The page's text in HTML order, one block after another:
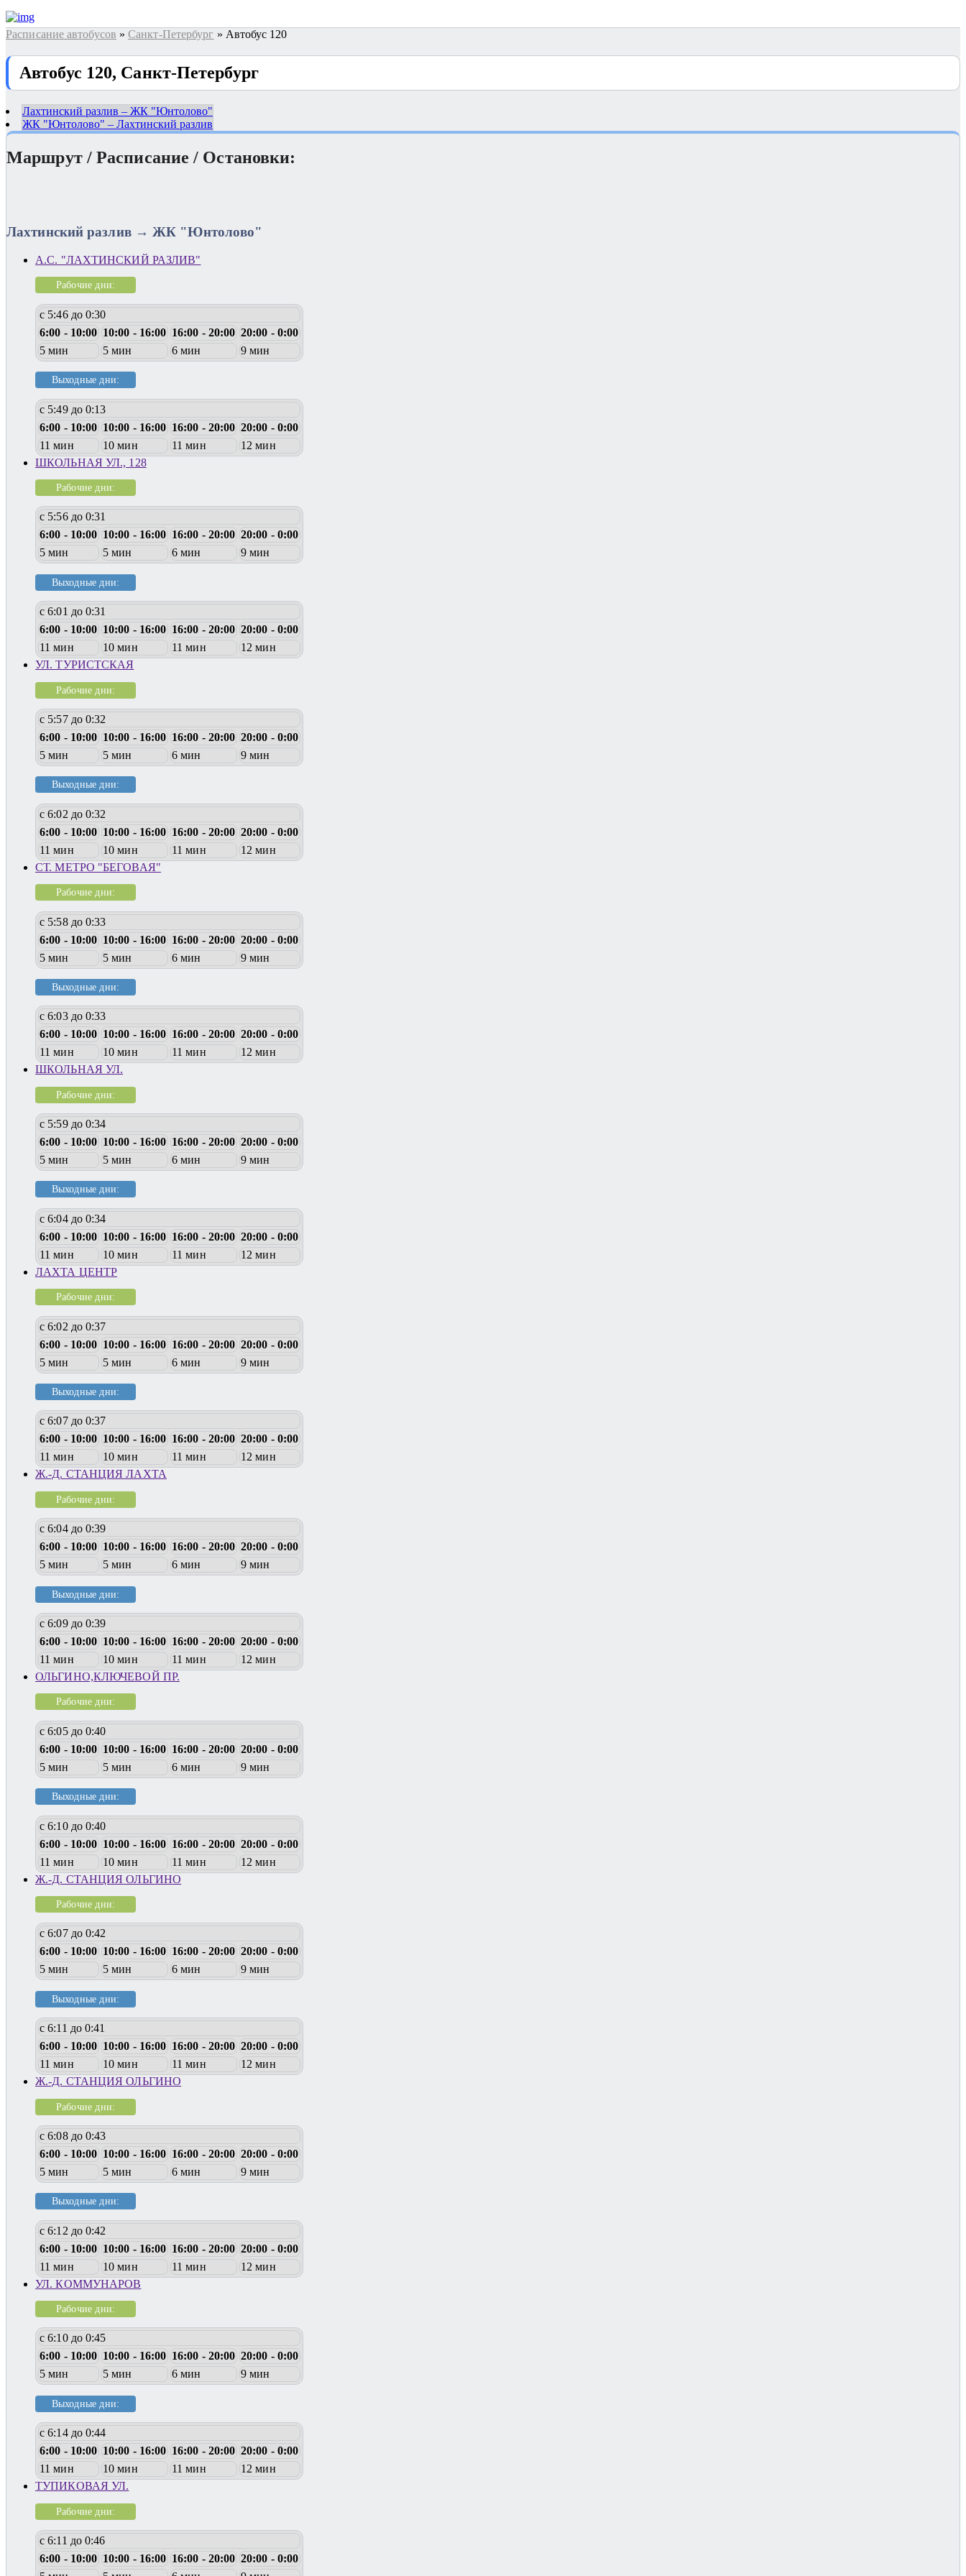
Расписание автобусов » Санкт-Петербург » Автобус 120
Автобус 120, Санкт-Петербург
Лахтинский разлив – ЖК "Юнтолово"
ЖК "Юнтолово" – Лахтинский разлив
Маршрут / Расписание / Остановки:
Лахтинский разлив → ЖК "Юнтолово"
А.С. "ЛАХТИНСКИЙ РАЗЛИВ"
Рабочие дни:
с 5:46 до 0:30
6:00 - 10:00 10:00 - 16:00 16:00 - 20:00 20:00 - 0:00
5 мин
5 мин 6 мин 9 мин
Выходные дни:
с 5:49 до 0:13
6:00 - 10:00 10:00 - 16:00 16:00 - 20:00 20:00 - 0:00
11 мин
10 мин 11 мин
12 мин
ШКОЛЬНАЯ УЛ., 128
Рабочие дни:
с 5:56 до 0:31
6:00 - 10:00 10:00 - 16:00 16:00 - 20:00 20:00 - 0:00
5 мин
5 мин 6 мин 9 мин
Выходные дни:
с 6:01 до 0:31
6:00 - 10:00 10:00 - 16:00 16:00 - 20:00 20:00 - 0:00
11 мин
10 мин 11 мин
12 мин
УЛ. ТУРИСТСКАЯ
Рабочие дни:
с 5:57 до 0:32
6:00 - 10:00 10:00 - 16:00 16:00 - 20:00 20:00 - 0:00
5 мин
5 мин 6 мин 9 мин
Выходные дни:
с 6:02 до 0:32
6:00 - 10:00 10:00 - 16:00 16:00 - 20:00 20:00 - 0:00
11 мин
10 мин 11 мин
12 мин
СТ. МЕТРО "БЕГОВАЯ"
Рабочие дни:
с 5:58 до 0:33
6:00 - 10:00 10:00 - 16:00 16:00 - 20:00 20:00 - 0:00
5 мин
5 мин 6 мин 9 мин
Выходные дни:
с 6:03 до 0:33
6:00 - 10:00 10:00 - 16:00 16:00 - 20:00 20:00 - 0:00
11 мин
10 мин 11 мин
12 мин
ШКОЛЬНАЯ УЛ.
Рабочие дни:
с 5:59 до 0:34
6:00 - 10:00 10:00 - 16:00 16:00 - 20:00 20:00 - 0:00
5 мин
5 мин 6 мин 9 мин
Выходные дни:
с 6:04 до 0:34
6:00 - 10:00 10:00 - 16:00 16:00 - 20:00 20:00 - 0:00
11 мин
10 мин 11 мин
12 мин
ЛАХТА ЦЕНТР
Рабочие дни:
с 6:02 до 0:37
6:00 - 10:00 10:00 - 16:00 16:00 - 20:00 20:00 - 0:00
5 мин
5 мин 6 мин 9 мин
Выходные дни:
с 6:07 до 0:37
6:00 - 10:00 10:00 - 16:00 16:00 - 20:00 20:00 - 0:00
11 мин
10 мин 11 мин
12 мин
Ж.-Д. СТАНЦИЯ ЛАХТА
Рабочие дни:
с 6:04 до 0:39
6:00 - 10:00 10:00 - 16:00 16:00 - 20:00 20:00 - 0:00
5 мин
5 мин 6 мин 9 мин
Выходные дни:
с 6:09 до 0:39
6:00 - 10:00 10:00 - 16:00 16:00 - 20:00 20:00 - 0:00
11 мин
10 мин 11 мин
12 мин
ОЛЬГИНО,КЛЮЧЕВОЙ ПР.
Рабочие дни:
с 6:05 до 0:40
6:00 - 10:00 10:00 - 16:00 16:00 - 20:00 20:00 - 0:00
5 мин
5 мин 6 мин 9 мин
Выходные дни:
с 6:10 до 0:40
6:00 - 10:00 10:00 - 16:00 16:00 - 20:00 20:00 - 0:00
11 мин
10 мин 11 мин
12 мин
Ж.-Д. СТАНЦИЯ ОЛЬГИНО
Рабочие дни:
с 6:07 до 0:42
6:00 - 10:00 10:00 - 16:00 16:00 - 20:00 20:00 - 0:00
5 мин
5 мин 6 мин 9 мин
Выходные дни:
с 6:11 до 0:41
6:00 - 10:00 10:00 - 16:00 16:00 - 20:00 20:00 - 0:00
11 мин
10 мин 11 мин
12 мин
Ж.-Д. СТАНЦИЯ ОЛЬГИНО
Рабочие дни:
с 6:08 до 0:43
6:00 - 10:00 10:00 - 16:00 16:00 - 20:00 20:00 - 0:00
5 мин
5 мин 6 мин 9 мин
Выходные дни:
с 6:12 до 0:42
6:00 - 10:00 10:00 - 16:00 16:00 - 20:00 20:00 - 0:00
11 мин
10 мин 11 мин
12 мин
УЛ. КОММУНАРОВ
Рабочие дни:
с 6:10 до 0:45
6:00 - 10:00 10:00 - 16:00 16:00 - 20:00 20:00 - 0:00
5 мин
5 мин 6 мин 9 мин
Выходные дни:
с 6:14 до 0:44
6:00 - 10:00 10:00 - 16:00 16:00 - 20:00 20:00 - 0:00
11 мин
10 мин 11 мин
12 мин
ТУПИКОВАЯ УЛ.
Рабочие дни:
с 6:11 до 0:46
6:00 - 10:00 10:00 - 16:00 16:00 - 20:00 20:00 - 0:00